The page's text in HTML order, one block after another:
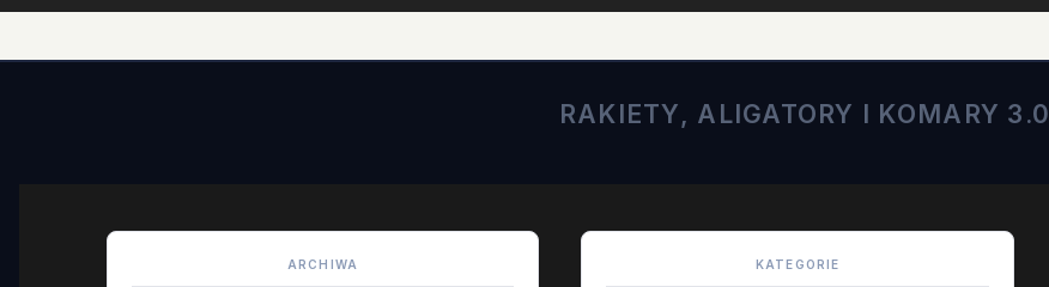
RAKIETY, ALIGATORY I KOMARY 3.0
ARCHIWA KATEGORIE